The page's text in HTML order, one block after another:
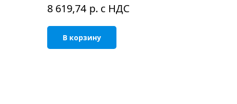
8 619,74 р. с НДС
В корзину